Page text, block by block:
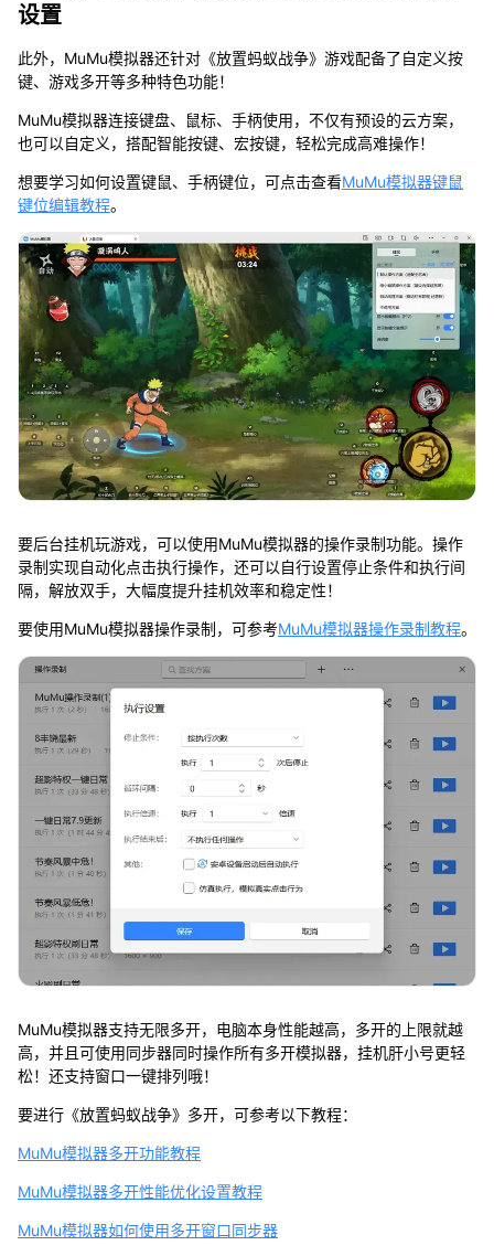
设置
此外，MuMu模拟器还针对《放置蚂蚁战争》游戏配备了自定义按
键、游戏多开等多种特色功能！
MuMu模拟器连接键盘、鼠标、手柄使用，不仅有预设的云方案，
也可以自定义，搭配智能按键、宏按键，轻松完成高难操作！
想要学习如何设置键鼠、手柄键位，可点击查看MuMu模拟器键鼠
键位编辑教程。
要后台挂机玩游戏，可以使用MuMu模拟器的操作录制功能。操作
录制实现自动化点击执行操作，还可以自行设置停止条件和执行间
隔，解放双手，大幅度提升挂机效率和稳定性！
要使用MuMu模拟器操作录制，可参考MuMu模拟器操作录制教程。
MuMu模拟器支持无限多开，电脑本身性能越高，多开的上限就越
高，并且可使用同步器同时操作所有多开模拟器，挂机肝小号更轻
松！还支持窗口一键排列哦！
要进行《放置蚂蚁战争》多开，可参考以下教程：
MuMu模拟器多开功能教程
MuMu模拟器多开性能优化设置教程
MuMu模拟器如何使用多开窗口同步器